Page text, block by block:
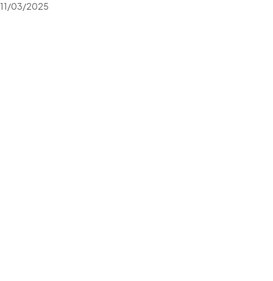
11/03/2025